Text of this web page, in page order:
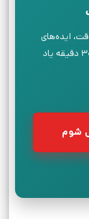
ایده‌های
اصلی کتاب‌های مهم دنیا را در کمتر از ۳۰ دقیقه یاد
شوم